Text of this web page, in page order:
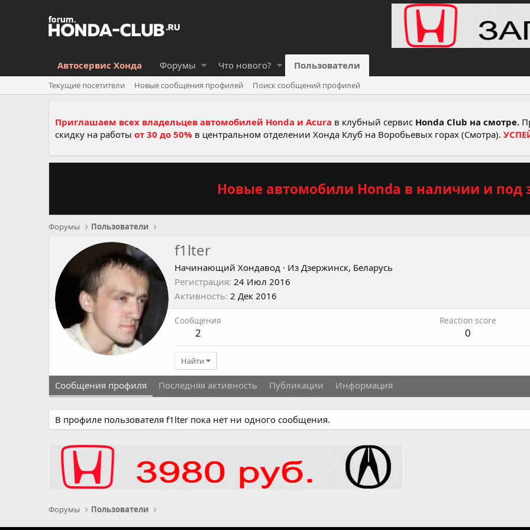
Автосервис Хонда Форумы Что нового? Пользователи
Текущие посетители Новые сообщения профилей Поиск сообщений профилей
Приглашаем всех владельцев автомобилей Honda и Acura в клубный сервис Honda Club на смотре.
скидку на работы от 30 до 50% в центральном отделении Хонда Клуб на Воробьевых горах (Смотра).
Новые автомобили Honda в наличии и под
Форумы Пользователи
f1lter
Начинающий Хондавод · Из Дзержинск, Беларусь
Регистрация 24 Июл 2016
Активность 2 Дек 2016
Сообщения
2
Reaction score
0
Найти
Сообщения профиля Последняя активность Публикации Информация
В профиле пользователя f1lter пока нет ни одного сообщения.
Форумы Пользователи